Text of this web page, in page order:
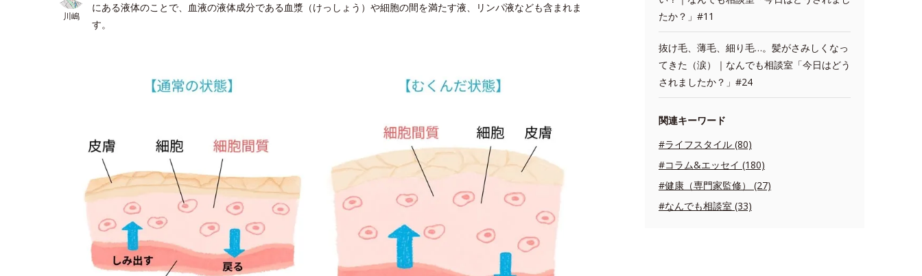
川嶋
にある液体のことで、血液の液体成分である血漿（けっしょう）や細胞の間を満たす液、リンパ液なども含まれま
す。
たか？」#11
抜け毛、薄毛、細り毛…。髪がさみしくなっ
てきた（涙）｜なんでも相談室「今日はどう
されましたか？」#24
関連キーワード
#ライフスタイル (80)
#コラム&エッセイ (180)
#健康（専門家監修） (27)
#なんでも相談室 (33)